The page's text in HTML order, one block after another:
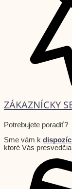
ZÁKAZNÍCKY
Potrebujete poradiť?
Sme vám k
ktoré Vás